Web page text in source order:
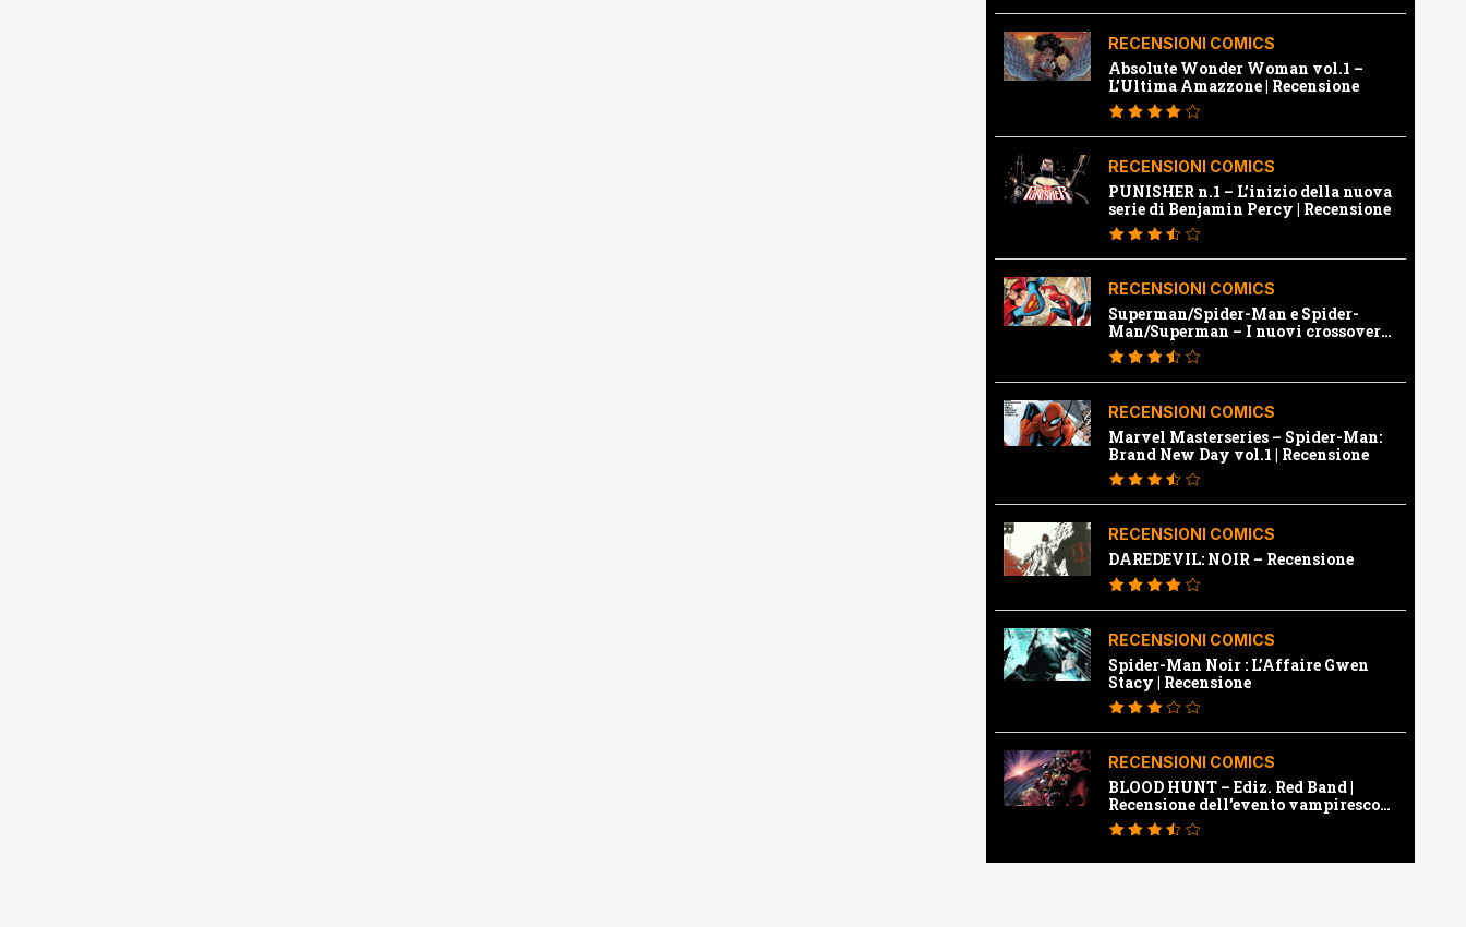
RECENSIONI COMICS
Absolute Wonder Woman vol.1 –
L’Ultima Amazzone | Recensione
RECENSIONI COMICS
PUNISHER n.1 – L’inizio della nuova
serie di Benjamin Percy | Recensione
RECENSIONI COMICS
Superman/Spider-Man e Spider-
Man/Superman – I nuovi crossover
Marvel e Dc | Recensione
RECENSIONI COMICS
Marvel Masterseries – Spider-Man:
Brand New Day vol.1 | Recensione
RECENSIONI COMICS
DAREDEVIL: NOIR – Recensione
RECENSIONI COMICS
Spider-Man Noir : L’Affaire Gwen
Stacy | Recensione
RECENSIONI COMICS
BLOOD HUNT – Ediz. Red Band |
Recensione dell’evento vampiresco
della Marvel